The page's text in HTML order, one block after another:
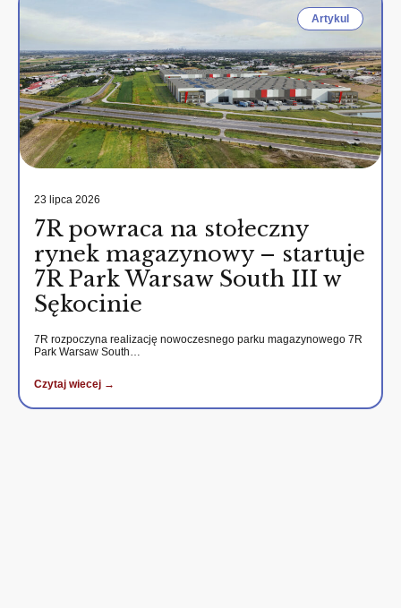
Artykul
23 lipca 2026
7R powraca na stołeczny
rynek magazynowy – startuje
7R Park Warsaw South III w
Sękocinie
7R rozpoczyna realizację nowoczesnego parku magazynowego 7R
Park Warsaw South…
Czytaj wiecej →